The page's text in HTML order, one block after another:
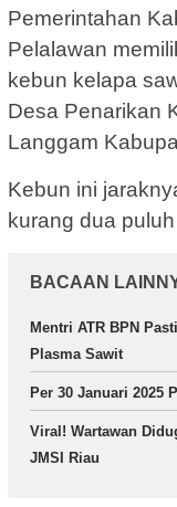
Pemerintahan
Pelalawan
kebun kelapa
Desa Penarikan
Langgam
Kebun ini
kurang dua
BACAAN
Mentri ATR BPN
Plasma Sawit
Per 30 Januari 2025
Viral! Wartawan
JMSI Riau